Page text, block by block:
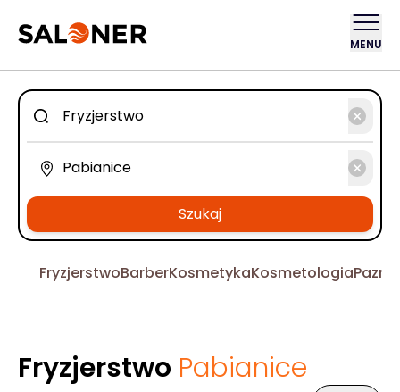
MENU
Szukaj
FryzjerstwoBarberKosmetykaKosmetologia
Fryzjerstwo Pabianice